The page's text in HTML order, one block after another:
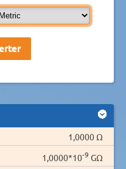
1,0000 Ω
1,0000*10-9 GΩ